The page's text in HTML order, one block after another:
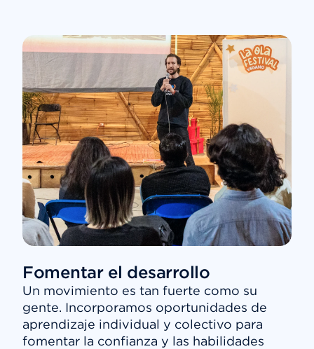
Fomentar el desarrollo
Un movimiento es tan fuerte como su
gente. Incorporamos oportunidades de
aprendizaje individual y colectivo para
fomentar la confianza y las habilidades